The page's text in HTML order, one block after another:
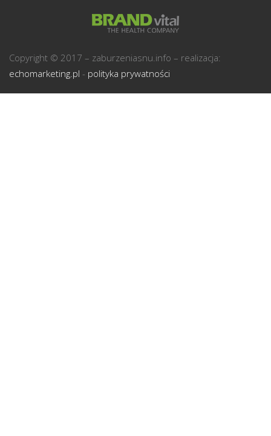
Copyright © 2017 – zaburzeniasnu.info – realizacja:
echomarketing.pl - polityka prywatności